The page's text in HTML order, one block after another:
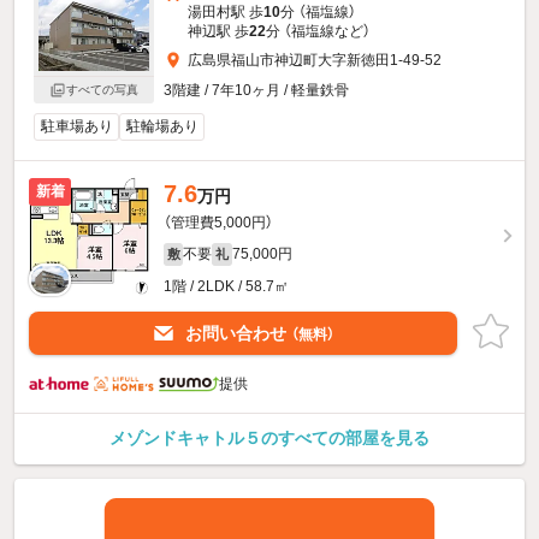
すべての写真
湯田村駅 歩10分 （福塩線）
神辺駅 歩22分 （福塩線など）
広島県福山市神辺町大字新徳田1-49-52
3階建 / 7年10ヶ月 / 軽量鉄骨
駐車場あり 駐輪場あり
新着 7.6万円
（管理費5,000円）
敷 不要 礼 75,000円
1階 / 2LDK / 58.7㎡
お問い合わせ （無料）
提供
メゾンドキャトル５のすべての部屋を見る